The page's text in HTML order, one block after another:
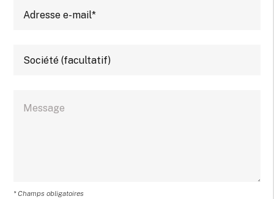
* Champs obligatoires